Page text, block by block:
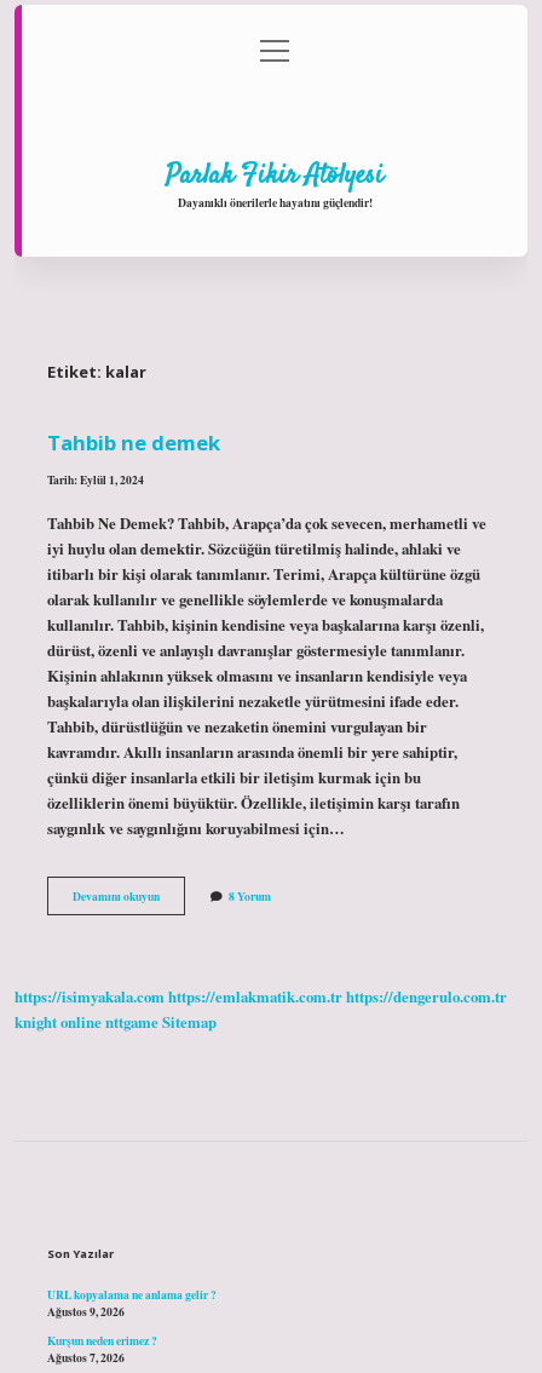
Gizlilik Politikası
menüyü
aç
Parlak Fikir Atölyesi
Dayanıklı önerilerle hayatını güçlendir!
Etiket: kalar
Tahbib ne demek
Tarih: Eylül 1, 2024
Tahbib Ne Demek? Tahbib, Arapça’da çok sevecen, merhametli ve
iyi huylu olan demektir. Sözcüğün türetilmiş halinde, ahlaki ve
itibarlı bir kişi olarak tanımlanır. Terimi, Arapça kültürüne özgü
olarak kullanılır ve genellikle söylemlerde ve konuşmalarda
kullanılır. Tahbib, kişinin kendisine veya başkalarına karşı özenli,
dürüst, özenli ve anlayışlı davranışlar göstermesiyle tanımlanır.
Kişinin ahlakının yüksek olmasını ve insanların kendisiyle veya
başkalarıyla olan ilişkilerini nezaketle yürütmesini ifade eder.
Tahbib, dürüstlüğün ve nezaketin önemini vurgulayan bir
kavramdır. Akıllı insanların arasında önemli bir yere sahiptir,
çünkü diğer insanlarla etkili bir iletişim kurmak için bu
özelliklerin önemi büyüktür. Özellikle, iletişimin karşı tarafın
saygınlık ve saygınlığını koruyabilmesi için…
Devamını okuyunTahbib
ne
8 Yorum
https://isimyakala.comhttps://emlakmatik.com.trhttps://dengerulo.com.tr
knight onlinenttgameSitemap
Son Yazılar
URL kopyalama ne anlama gelir ?
Ağustos 9, 2026
Kurşun neden erimez ?
Ağustos 7, 2026